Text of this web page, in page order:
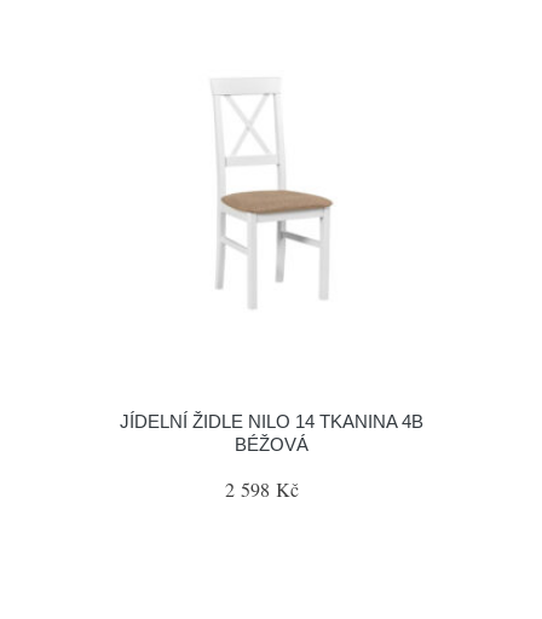
JÍDELNÍ ŽIDLE NILO 14 TKANINA 4B
BÉŽOVÁ
2 598 Kč